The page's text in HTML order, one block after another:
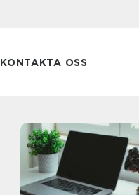
KONTAKTA OSS